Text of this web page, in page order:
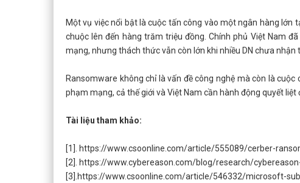
Một vụ việc nổi bật là cuộc tấn công vào một ngân hàng lớn
chuộc lên đến hàng trăm triệu đồng. Chính phủ Việt Nam
mạng, nhưng thách thức vẫn còn lớn khi nhiều DN chưa nhận
Ransomware không chỉ là vấn đề công nghệ mà còn là
phạm mạng, cả thế giới và Việt Nam cần hành động quyết liệt
Tài liệu tham khảo:
[1]. https://www.csoonline.com/article/555089/cerber-
[2]. https://www.cybereason.com/blog/research/
[3].https://www.csoonline.com/article/546332/microsoft-